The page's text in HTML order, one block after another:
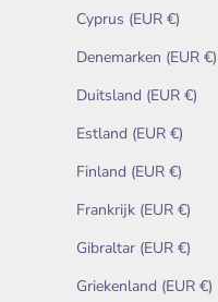
Cyprus (EUR €)
Denemarken (EUR €)
Duitsland (EUR €)
Estland (EUR €)
Finland (EUR €)
Frankrijk (EUR €)
Gibraltar (EUR €)
Griekenland (EUR €)